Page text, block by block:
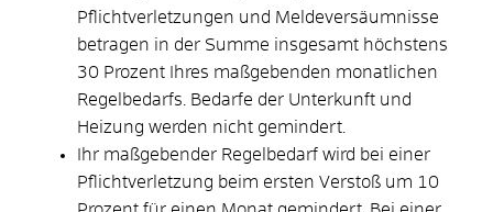
Pflichtverletzungen und Meldeversäumnisse
betragen in der Summe insgesamt höchstens
30 Prozent Ihres maßgebenden monatlichen
Regelbedarfs. Bedarfe der Unterkunft und
Heizung werden nicht gemindert.
Ihr maßgebender Regelbedarf wird bei einer
Pflichtverletzung beim ersten Verstoß um 10